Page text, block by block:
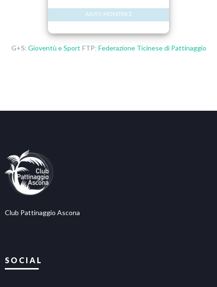
AIUTO MONITRICE
G+S: Gioventù e Sport FTP: Federazione Ticinese di Pattinaggio
Club Pattinaggio Ascona
SOCIAL